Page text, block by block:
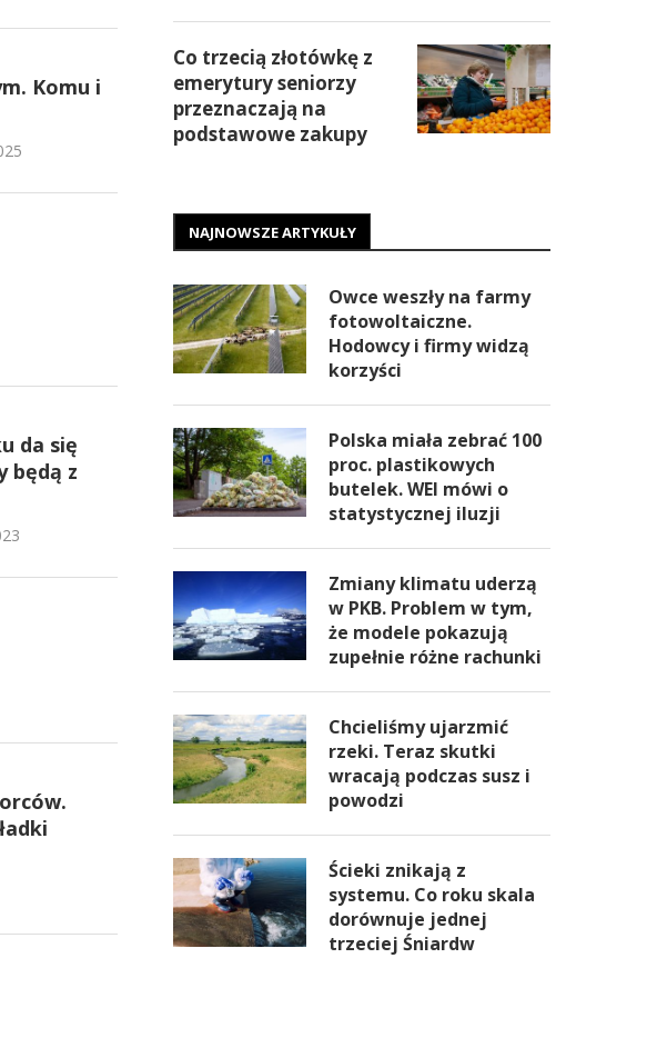
Komu i
da się
będą z
Co trzecią złotówkę z
emerytury seniorzy
przeznaczają na
podstawowe zakupy
NAJNOWSZE ARTYKUŁY
Owce weszły na farmy
fotowoltaiczne.
Hodowcy i firmy widzą
korzyści
Polska miała zebrać 100
proc. plastikowych
butelek. WEI mówi o
statystycznej iluzji
Zmiany klimatu uderzą
w PKB. Problem w tym,
że modele pokazują
zupełnie różne rachunki
Chcieliśmy ujarzmić
rzeki. Teraz skutki
wracają podczas susz i
powodzi
Ścieki znikają z
systemu. Co roku skala
dorównuje jednej
trzeciej Śniardw